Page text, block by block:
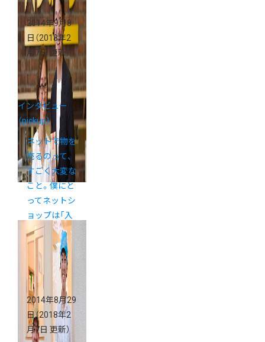
2014年9月8
日 （2018年2
月7日 更新）
インタビュー
（pickup）
ネットで物を
売るのって、
すごく大変な
こと。僕にと
ってネットシ
ョップは「入
口」です。
2014年8月29
日（2018年2
月7日 更新）